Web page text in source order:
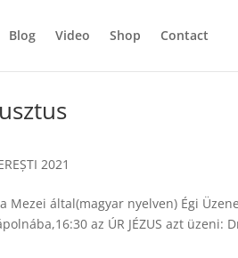
Blog Video Shop Contact
2021
Mezei által(magyar nyelven) Égi
az ÚR JÉZUS azt üzeni: